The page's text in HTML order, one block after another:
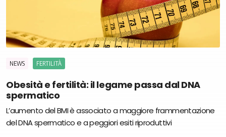
NEWS FERTILITÀ
Obesità e fertilità: il legame passa dal DNA
spermatico
L’aumento del BMI è associato a maggiore frammentazione
del DNA spermatico e a peggiori esiti riproduttivi